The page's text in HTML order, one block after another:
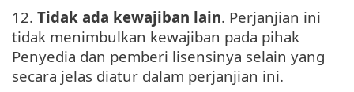
12. Tidak ada kewajiban lain. Perjanjian ini
tidak menimbulkan kewajiban pada pihak
Penyedia dan pemberi lisensinya selain yang
secara jelas diatur dalam perjanjian ini.